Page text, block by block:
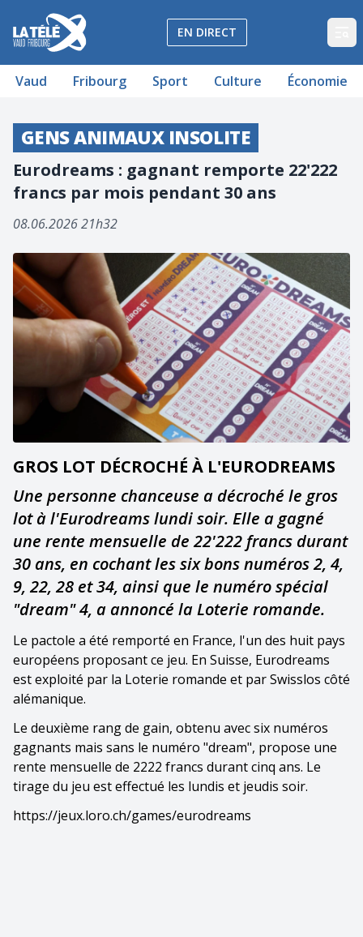
La Télé - Télévision régionale Vaud et Fribourg
EN DIRECT
Vaud Fribourg Sport Culture Économie
GENS ANIMAUX INSOLITE
Eurodreams : gagnant remporte 22'222
francs par mois pendant 30 ans
08.06.2026 21h32
GROS LOT DÉCROCHÉ À L'EURODREAMS
Une personne chanceuse a décroché le gros
lot à l'Eurodreams lundi soir. Elle a gagné
une rente mensuelle de 22'222 francs durant
30 ans, en cochant les six bons numéros 2, 4,
9, 22, 28 et 34, ainsi que le numéro spécial
"dream" 4, a annoncé la Loterie romande.
Le pactole a été remporté en France, l'un des huit pays
européens proposant ce jeu. En Suisse, Eurodreams
est exploité par la Loterie romande et par Swisslos côté
alémanique.
Le deuxième rang de gain, obtenu avec six numéros
gagnants mais sans le numéro "dream", propose une
rente mensuelle de 2222 francs durant cinq ans. Le
tirage du jeu est effectué les lundis et jeudis soir.
https://jeux.loro.ch/games/eurodreams